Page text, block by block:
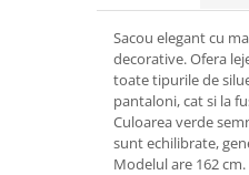
Sacou elegant cu
decorative. Ofera
toate tipurile de
pantaloni, cat si la
Culoarea verde
sunt echilibrate,
Modelul are 162 cm.